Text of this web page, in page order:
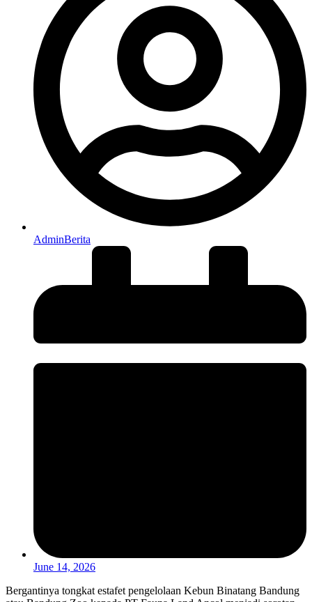
AdminBerita
June 14, 2026
Bergantinya tongkat estafet pengelolaan Kebun Binatang Bandung